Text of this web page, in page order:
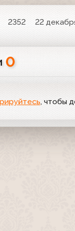
2352 22
0
, чтобы